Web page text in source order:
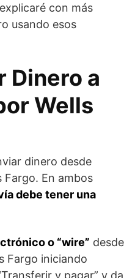
con más
usando esos
Dinero a
Wells
dinero desde
Fargo. En ambos
debe tener una
o “wire” desde
Fargo iniciando
y pagar” y da